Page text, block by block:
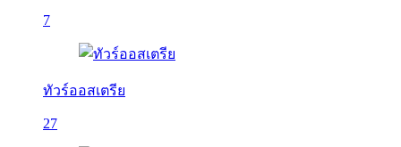
7
ทัวร์ออสเตรีย
27